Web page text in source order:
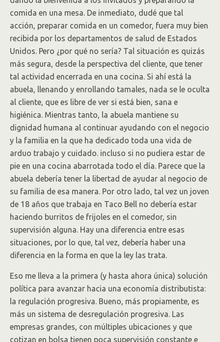
comida en una mesa. De inmediato, dudé que tal
acción, preparar comida en un comedor, fuera muy bien
recibida por los departamentos de salud de Estados
Unidos. Pero ¿por qué no sería? Tal situación es quizás
más segura, desde la perspectiva del cliente, que tener
tal actividad encerrada en una cocina. Si ahí está la
abuela, llenando y enrollando tamales, nada se le oculta
al cliente, que es libre de ver si está bien, sana e
higiénica. Mientras tanto, la abuela mantiene su
dignidad humana al continuar ayudando con el negocio
y la familia en la que ha dedicado toda una vida de
arduo trabajo y cuidado. incluso si no pudiera estar de
pie en una cocina abarrotada todo el día. Parece que la
abuela debería tener la libertad de ayudar al negocio de
su familia de esa manera. Por otro lado, tal vez un joven
de 18 años que trabaja en Taco Bell no debería estar
haciendo burritos de frijoles en el comedor, sin
supervisión alguna. Hay una diferencia entre esas
situaciones, por lo que, tal vez, debería haber una
diferencia en la forma en que la ley las trata.
Eso me lleva a la primera (y hasta ahora única) solución
política para avanzar hacia una economía distributista:
la regulación progresiva. Bueno, más propiamente, es
más un sistema de desregulación progresiva. Las
empresas grandes, con múltiples ubicaciones y que
cotizan en bolsa tienen poca supervisión constante e